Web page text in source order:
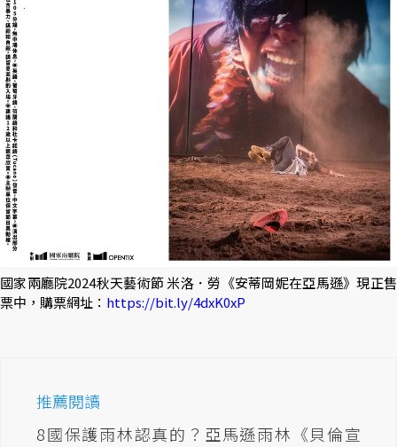
國家兩廳院2024秋天藝術節 米洛．勞《安蒂岡妮在亞馬遜》現正售
票中，購票網址： https://bit.ly/4dxK0xP
推薦閱讀
8國保護雨林認真的？亞馬遜雨林《貝倫宣